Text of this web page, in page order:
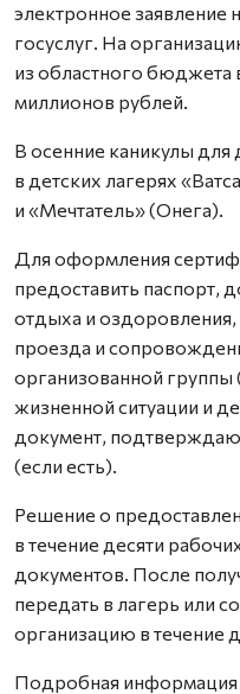
электронное заявление
госуслуг. На
из областного бюджета
миллионов рублей.
В осенние каникулы
в детских лагерях
и «Мечтатель» (Онега).
Для оформления
предоставить паспорт,
отдыха и
проезда и
организованной группы
жизненной ситуации и
документ,
(если есть).
Решение о
в течение десяти
документов. После
передать в лагерь или
организацию в течение
Подробная информация